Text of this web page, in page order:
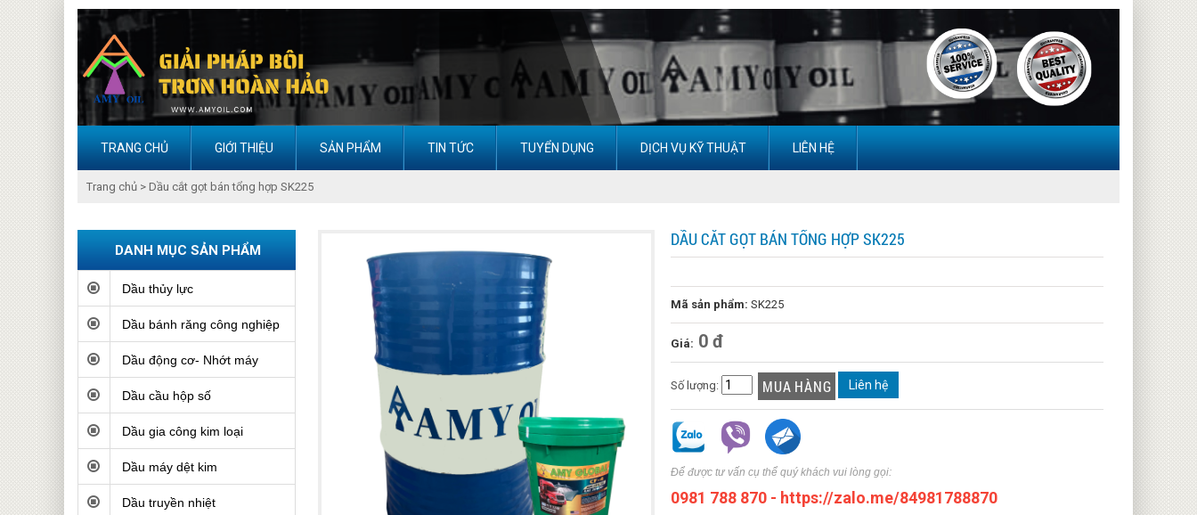
TRANG CHỦ GIỚI THIỆU SẢN PHẨM TIN TỨC TUYỂN DỤNG DỊCH VỤ KỸ THUẬT LIÊN HỆ
Trang chủ > Dầu cắt gọt bán tổng hợp SK225
DANH MỤC SẢN PHẨM
Dầu thủy lực
Dầu bánh răng công nghiệp
Dầu động cơ- Nhớt máy
Dầu cầu hộp số
Dầu gia công kim loại
Dầu máy dệt kim
Dầu truyền nhiệt
DẦU CẮT GỌT BÁN TỔNG HỢP SK225
Mã sản phẩm: SK225
Giá: 0 đ
Số lượng: Liên hệ
Để được tư vấn cụ thể quý khách vui lòng gọi:
0981 788 870 - https://zalo.me/84981788870